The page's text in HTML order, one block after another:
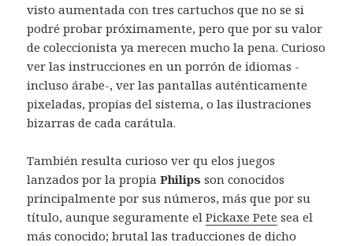
visto aumentada con tres cartuchos que no se si
podré probar próximamente, pero que por su valor
de coleccionista ya merecen mucho la pena. Curioso
ver las instrucciones en un porrón de idiomas -
incluso árabe-, ver las pantallas auténticamente
pixeladas, propias del sistema, o las ilustraciones
bizarras de cada carátula.
También resulta curioso ver qu elos juegos
lanzados por la propiaPhilips son conocidos
principalmente por sus números, más que por su
título, aunque seguramente elPickaxe Pete sea el
más conocido; brutal las traducciones de dicho